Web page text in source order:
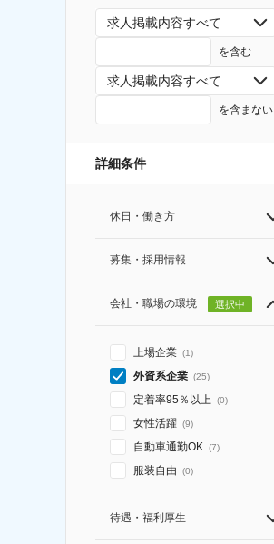
求人掲載内容すべて
を含む
求人掲載内容すべて
を含まない
詳細条件
休日・働き方
募集・採用情報
会社・職場の環境 選択中
上場企業 (1)
外資系企業 (25)
定着率95％以上 (0)
女性活躍 (9)
自動車通勤OK (7)
服装自由 (0)
待遇・福利厚生